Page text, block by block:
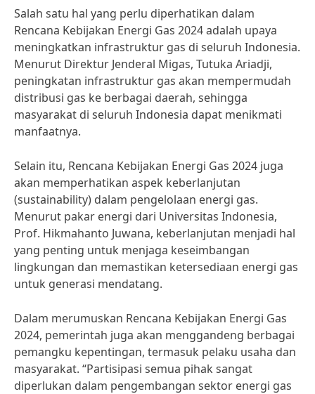
Salah satu hal yang perlu diperhatikan dalam
Rencana Kebijakan Energi Gas 2024 adalah upaya
meningkatkan infrastruktur gas di seluruh Indonesia.
Menurut Direktur Jenderal Migas, Tutuka Ariadji,
peningkatan infrastruktur gas akan mempermudah
distribusi gas ke berbagai daerah, sehingga
masyarakat di seluruh Indonesia dapat menikmati
manfaatnya.
Selain itu, Rencana Kebijakan Energi Gas 2024 juga
akan memperhatikan aspek keberlanjutan
(sustainability) dalam pengelolaan energi gas.
Menurut pakar energi dari Universitas Indonesia,
Prof. Hikmahanto Juwana, keberlanjutan menjadi hal
yang penting untuk menjaga keseimbangan
lingkungan dan memastikan ketersediaan energi gas
untuk generasi mendatang.
Dalam merumuskan Rencana Kebijakan Energi Gas
2024, pemerintah juga akan menggandeng berbagai
pemangku kepentingan, termasuk pelaku usaha dan
masyarakat. “Partisipasi semua pihak sangat
diperlukan dalam pengembangan sektor energi gas